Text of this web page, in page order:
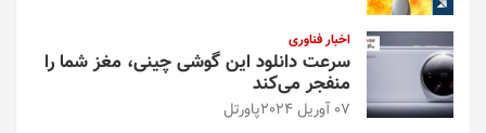
اخبار فناوری
سرعت دانلود این گوشی چینی، مغز شما را
منفجر می‌کند
07 آوریل 2024 پاورتل